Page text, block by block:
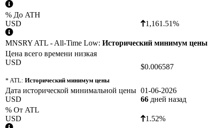
% До ATH
USD
1,161.51%
MNSRY ATL - All-Time Low: Исторический минимум цены
Цена всего времени низкая
USD
* ATL: Исторический минимум цены
$0.006587
Дата исторической минимальной цены
USD
01-06-2026
66 дней назад
% От ATL
USD
1.52%